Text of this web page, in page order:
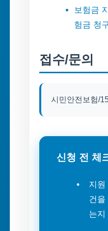
보험금
험금 청
접수/문의
시민안전보험/
신청 전 체
지원
건을
는지